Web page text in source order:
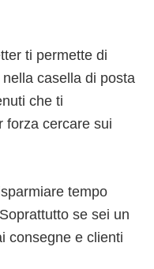
ti permette di
casella di posta
che ti
forza cercare sui
tempo
se sei un
consegne e clienti